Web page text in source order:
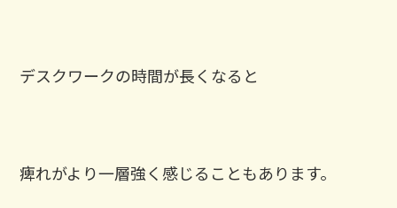
デスクワークの時間が長くなると
痺れがより一層強く感じることもあります。